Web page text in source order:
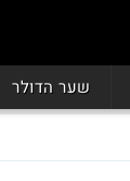
שער הדולר